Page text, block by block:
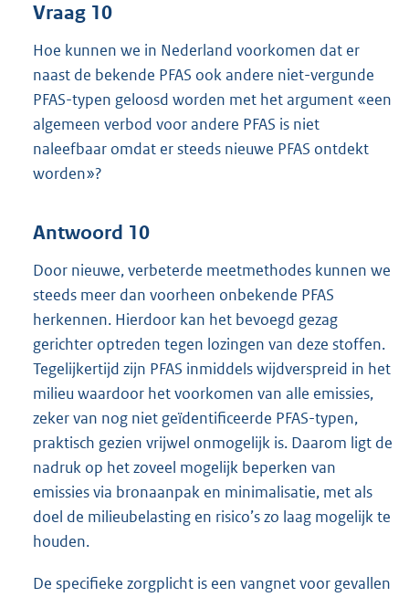
Vraag 10
Hoe kunnen we in Nederland voorkomen dat er
naast de bekende PFAS ook andere niet-vergunde
PFAS-typen geloosd worden met het argument «een
algemeen verbod voor andere PFAS is niet
naleefbaar omdat er steeds nieuwe PFAS ontdekt
worden»?
Antwoord 10
Door nieuwe, verbeterde meetmethodes kunnen we
steeds meer dan voorheen onbekende PFAS
herkennen. Hierdoor kan het bevoegd gezag
gerichter optreden tegen lozingen van deze stoffen.
Tegelijkertijd zijn PFAS inmiddels wijdverspreid in het
milieu waardoor het voorkomen van alle emissies,
zeker van nog niet geïdentificeerde PFAS-typen,
praktisch gezien vrijwel onmogelijk is. Daarom ligt de
nadruk op het zoveel mogelijk beperken van
emissies via bronaanpak en minimalisatie, met als
doel de milieubelasting en risico’s zo laag mogelijk te
houden.
De specifieke zorgplicht is een vangnet voor gevallen